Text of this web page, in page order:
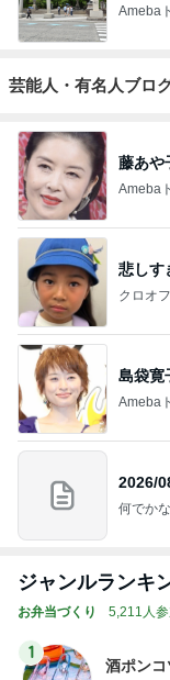
Ameba
芸能人・有名人ブロ
藤あや
Ameba
悲しす
クロオ
島袋寛
Ameba
2026/
何でか
ジャンルランキ
お弁当づくり 5,211人
1
酒ポン